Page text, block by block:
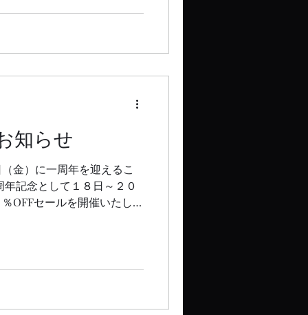
知らせ
金）に一周年を迎えるこ
記念として１８日～２０
OFFセールを開催いたしま